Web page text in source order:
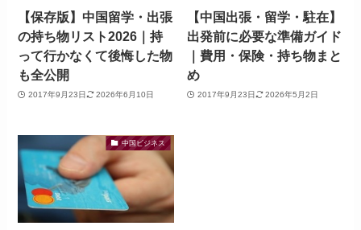
【保存版】中国留学・出張
の持ち物リスト2026｜持
って行かなくて後悔した物
も全公開
2017年9月23日 2026年6月10日
【中国出張・留学・駐在】
出発前に必要な準備ガイド
｜費用・保険・持ち物まと
め
2017年9月23日 2026年5月2日
中国ビジネス